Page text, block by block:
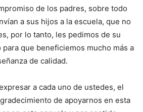
de los padres, sobre todo
a sus hijos a la escuela, que no
por lo tanto, les pedimos de su
que beneficiemos mucho más a
de calidad.
a cada uno de ustedes, el
de apoyarnos en esta